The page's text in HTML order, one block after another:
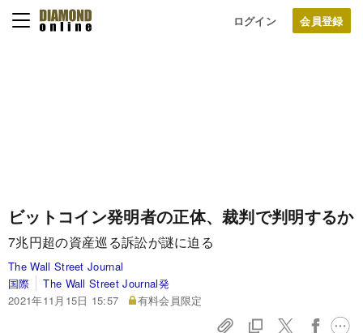
ログイン
ビットコイン発明者の正体、裁判で判明するか
7兆円超の資産巡る訴訟が謎に迫る
The Wall Street Journal
国際
The Wall Street Journal発
2021年11月15日 15:57
有料会員限定